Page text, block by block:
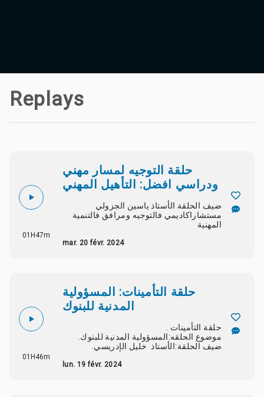
Replays
01H47m
حلقة التوجيه لمسار مهني
ودراسي افضل: التأهيل المهني
ضيف الحلقة الأستاذ ياسين الجزولي
مستشاراكاديمي فالتوجيه ومرافق فالتنمية
المهنية
mar. 20 févr. 2024
01H46m
حلقة التأمينات: المسؤولية
المدنية للبنوك
حلقة التأمينات .
موضوع الحلقه:المسؤولية المدنية للبنوك.
ضيف الحلقة:الأستاذ خليل الإدريسي.
lun. 19 févr. 2024